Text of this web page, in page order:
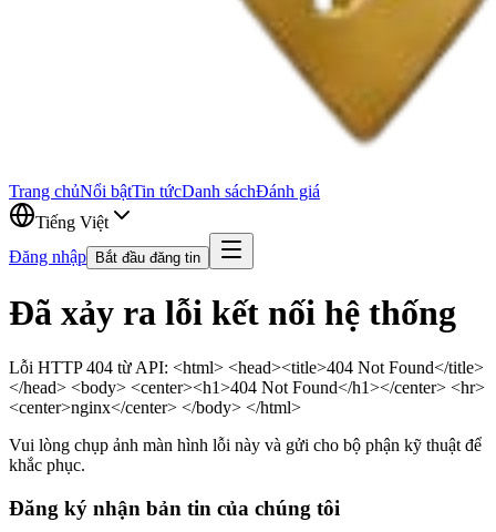
Trang chủNổi bậtTin tứcDanh sáchĐánh giá
Tiếng Việt
Đăng nhập
Bắt đầu đăng tin
Đã xảy ra lỗi kết nối hệ thống
Lỗi HTTP 404 từ API: <html> <head><title>404 Not Found</title>
</head> <body> <center><h1>404 Not Found</h1></center> <hr>
<center>nginx</center> </body> </html>
Vui lòng chụp ảnh màn hình lỗi này và gửi cho bộ phận kỹ thuật để
khắc phục.
Đăng ký nhận bản tin của chúng tôi